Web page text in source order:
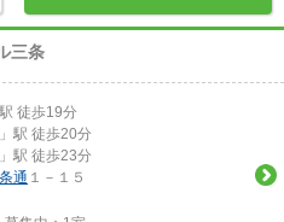
三条
駅 徒歩19分
」駅 徒歩20分
」駅 徒歩23分
通 １－１５